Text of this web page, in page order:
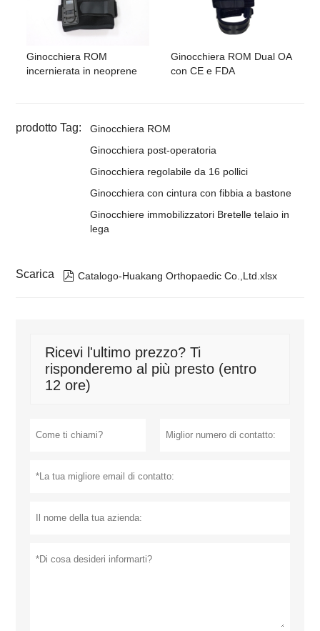
Ginocchiera ROM
incernierata in neoprene
Ginocchiera ROM Dual OA
con CE e FDA
prodotto Tag:
Ginocchiera ROM
Ginocchiera post-operatoria
Ginocchiera regolabile da 16 pollici
Ginocchiera con cintura con fibbia a bastone
Ginocchiere immobilizzatori Bretelle telaio in
lega
Scarica  Catalogo-Huakang Orthopaedic Co.,Ltd.xlsx
Ricevi l'ultimo prezzo? Ti
risponderemo al più presto (entro
12 ore)